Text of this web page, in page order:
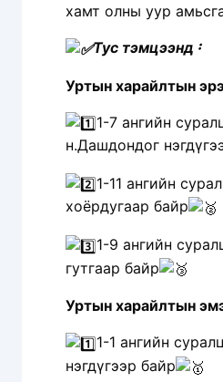
хамт олны уур
Тус тэмцээнд᠄
Уртын харайлтын
1-7 ангийн
н.Дашдондог
1-11 ангийн
хоёрдугаар байр
1-9 ангийн
гутгаар байр
Уртын харайлтын
1-1 ангийн
нэгдүгээр байр